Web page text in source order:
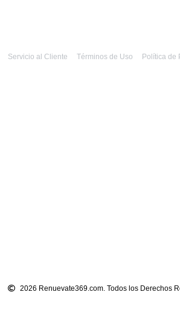
2026 Renuevate369.com. Todos los Derechos
Servicio al Cliente Términos de Uso Política de